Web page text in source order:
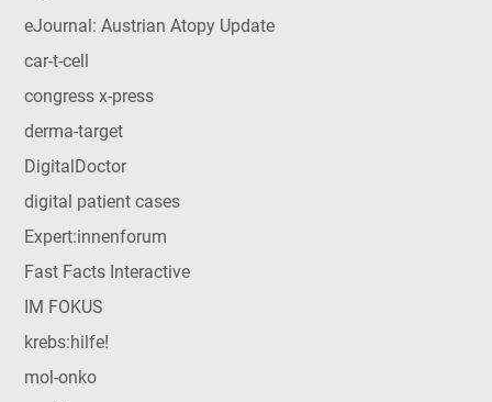
eJournal: Austrian Atopy Update
car-t-cell
congress x-press
derma-target
DigitalDoctor
digital patient cases
Expert:innenforum
Fast Facts Interactive
IM FOKUS
krebs:hilfe!
mol-onko